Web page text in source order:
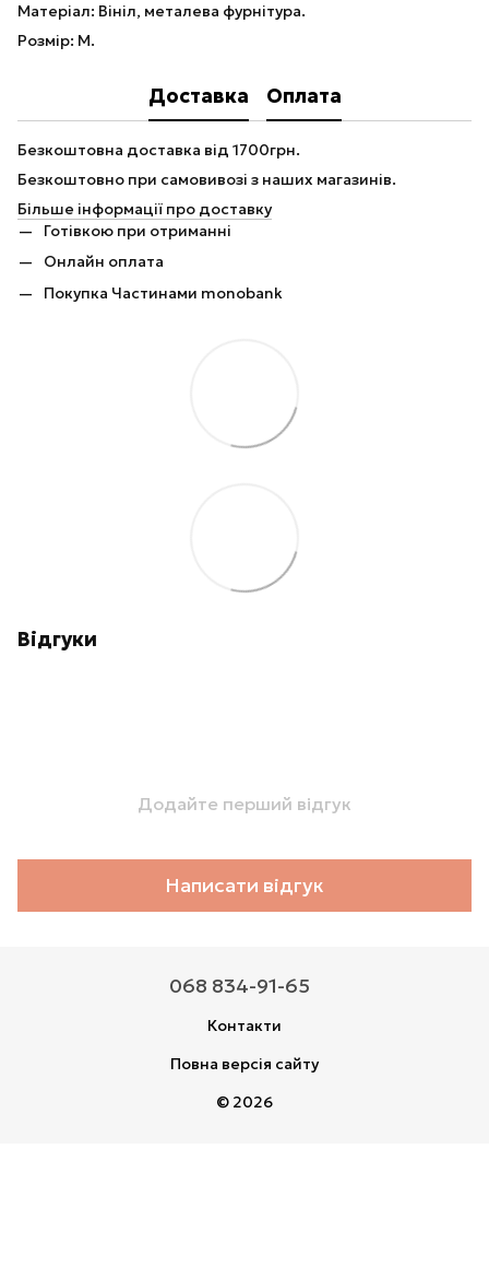
Матеріал: Вініл, металева фурнітура.
Розмір: M.
Доставка Оплата
Безкоштовна доставка від 1700грн.
Безкоштовно при самовивозі з наших магазинів.
Більше інформації про доставку
Готівкою при отриманні
Онлайн оплата
Покупка Частинами monobank
Відгуки
Додайте перший відгук
Написати відгук
068 834-91-65
Контакти
Повна версія сайту
© 2026